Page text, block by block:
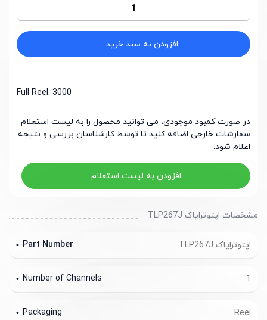
افزودن به سبد خرید
Full Reel: 3000
در صورت کمبود موجودی، می توانید محصول را به لیست استعلام
سفارشات خارجی اضافه کنید تا توسط کارشناسان بررسی و نتیجه
اعلام شود.
افزودن به لیست استعلام
مشخصات اپتوترایاک TLP267J
اپتوترایاک TLP267J Part Number
1
Number of Channels
Reel
Packaging